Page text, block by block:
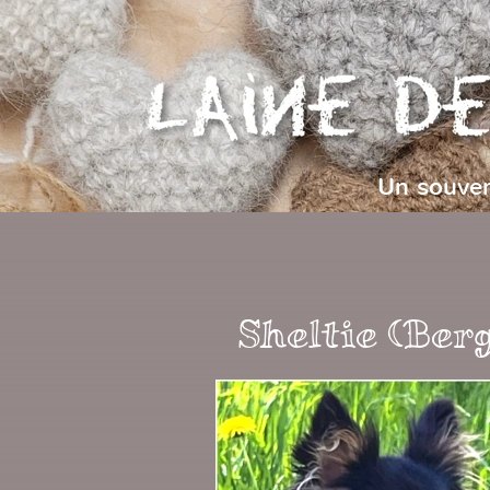
Un
Sheltie